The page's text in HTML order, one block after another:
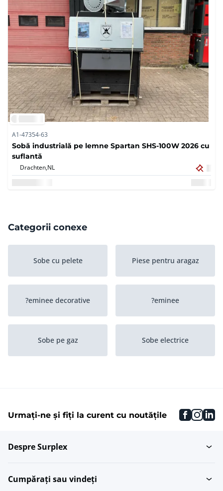
A1-47354-63
Sobă industrială pe lemne Spartan SHS-100W 2026 cu
suflantă
Drachten,NL
Categorii conexe
Sobe cu pelete Piese pentru aragaz
?eminee decorative ?eminee
Sobe pe gaz Sobe electrice
Urmați-ne și fiți la curent cu noutățile
Despre Surplex
Cumpărați sau vindeți